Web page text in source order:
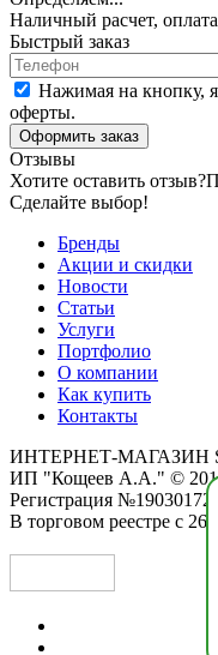
Наличный расчет,
Быстрый заказ
Нажимая на кнопку,
оферты.
Оформить заказ
Отзывы
Хотите оставить отзыв?
Сделайте выбор!
Бренды
Акции и скидки
Новости
Статьи
Услуги
Портфолио
О компании
Как купить
Контакты
ИНТЕРНЕТ-МАГАЗИН
ИП "Кощеев А.А." ©
Регистрация
В торговом реестре с